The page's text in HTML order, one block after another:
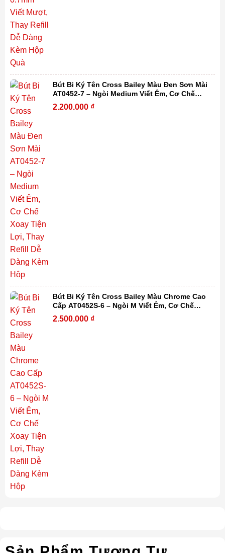
Bút Bi Ký Tên Cross Bailey Màu Đen Sơn Mài
AT0452-7 – Ngòi Medium Viết Êm, Cơ Chế
Xoay Tiện Lợi, Thay Refill Dễ Dàng Kèm Hộp
2.200.000 ₫
Bút Bi Ký Tên Cross Bailey Màu Chrome Cao
Cấp AT0452S-6 – Ngòi M Viết Êm, Cơ Chế
Xoay Tiện Lợi, Thay Refill Dễ Dàng Kèm Hộp
2.500.000 ₫